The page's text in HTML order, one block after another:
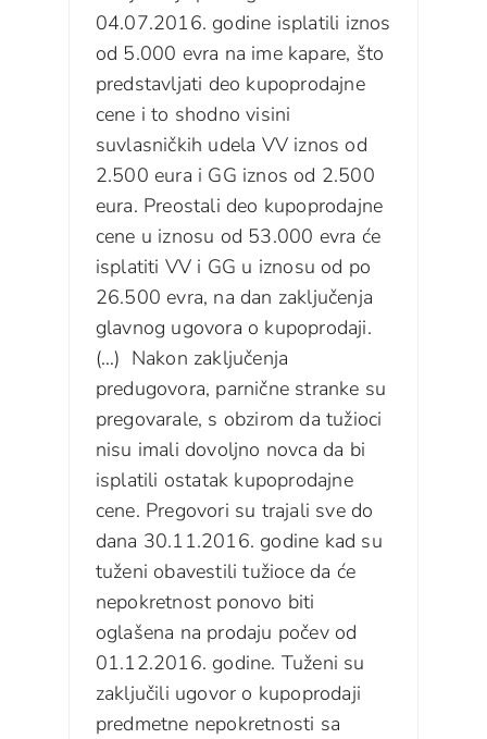
04.07.2016. godine isplatili iznos
od 5.000 evra na ime kapare, što
predstavljati deo kupoprodajne
cene i to shodno visini
suvlasničkih udela VV iznos od
2.500 eura i GG iznos od 2.500
eura. Preostali deo kupoprodajne
cene u iznosu od 53.000 evra će
isplatiti VV i GG u iznosu od po
26.500 evra, na dan zaključenja
glavnog ugovora o kupoprodaji.
(…) Nakon zaključenja
predugovora, parnične stranke su
pregovarale, s obzirom da tužioci
nisu imali dovoljno novca da bi
isplatili ostatak kupoprodajne
cene. Pregovori su trajali sve do
dana 30.11.2016. godine kad su
tuženi obavestili tužioce da će
nepokretnost ponovo biti
oglašena na prodaju počev od
01.12.2016. godine. Tuženi su
zaključili ugovor o kupoprodaji
predmetne nepokretnosti sa